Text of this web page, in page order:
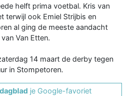
helft prima voetbal. Kris van
terwijl ook Emiel Strijbis en
al ging de meeste aandacht
Van Etten.
14 maart de derby tegen
in Stompetoren.
je Google-favoriet